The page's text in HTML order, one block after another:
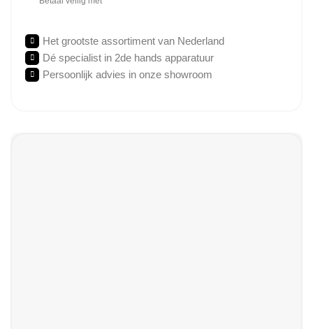
Het grootste assortiment van Nederland
Dé specialist in 2de hands apparatuur
Persoonlijk advies in onze showroom